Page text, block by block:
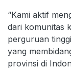
“Kami aktif
dari komunitas
perguruan
yang
provinsi di